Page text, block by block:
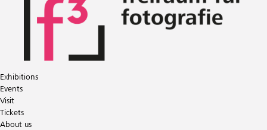
Exhibitions
Events
Visit
Tickets
About us